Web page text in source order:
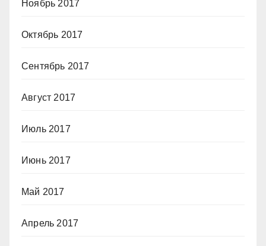
Ноябрь 2017
Октябрь 2017
Сентябрь 2017
Август 2017
Июль 2017
Июнь 2017
Май 2017
Апрель 2017